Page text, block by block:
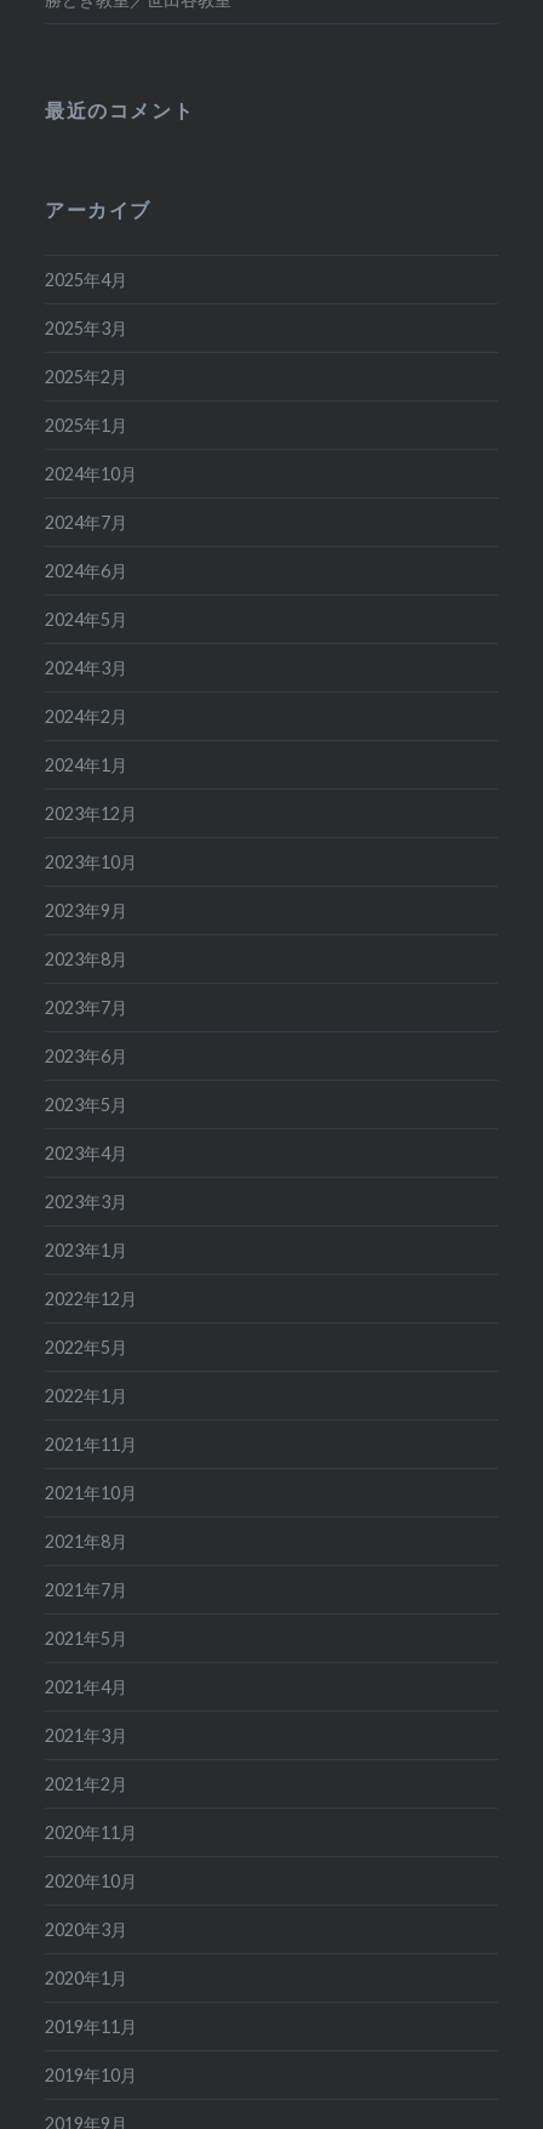
最近のコメント
アーカイブ
2025年4月
2025年3月
2025年2月
2025年1月
2024年10月
2024年7月
2024年6月
2024年5月
2024年3月
2024年2月
2024年1月
2023年12月
2023年10月
2023年9月
2023年8月
2023年7月
2023年6月
2023年5月
2023年4月
2023年3月
2023年1月
2022年12月
2022年5月
2022年1月
2021年11月
2021年10月
2021年8月
2021年7月
2021年5月
2021年4月
2021年3月
2021年2月
2020年11月
2020年10月
2020年3月
2020年1月
2019年11月
2019年10月
2019年9月